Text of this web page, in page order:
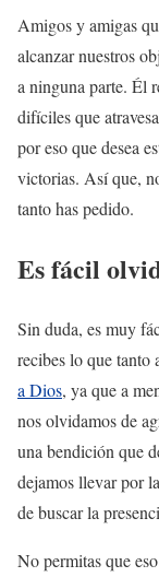
Amigos y amigas
alcanzar nuestros
a ninguna parte. Él
difíciles que
por eso que desea
victorias. Así que,
tanto has pedido.
Es fácil
Sin duda, es muy
recibes lo que tanto
a Dios, ya que a
nos olvidamos de
una bendición que
dejamos llevar por
de buscar la
No permitas que